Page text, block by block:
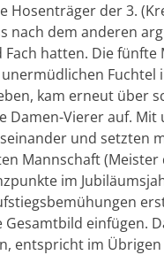
Hosenträger der 3.
nach dem anderen
hatten. Die fünfte
Fuchtel
kam erneut über
Damen-Vierer auf.
und setzten
Mannschaft
im
einfügen.
entspricht im